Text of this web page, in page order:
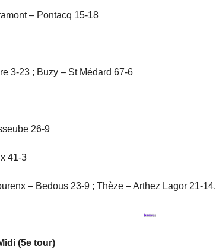
– Pontacq 15-18
3-23 ; Buzy – St Médard 67-6
26-9
41-3
– Bedous 23-9 ; Thèze – Arthez Lagor 21-14.
(5e tour)